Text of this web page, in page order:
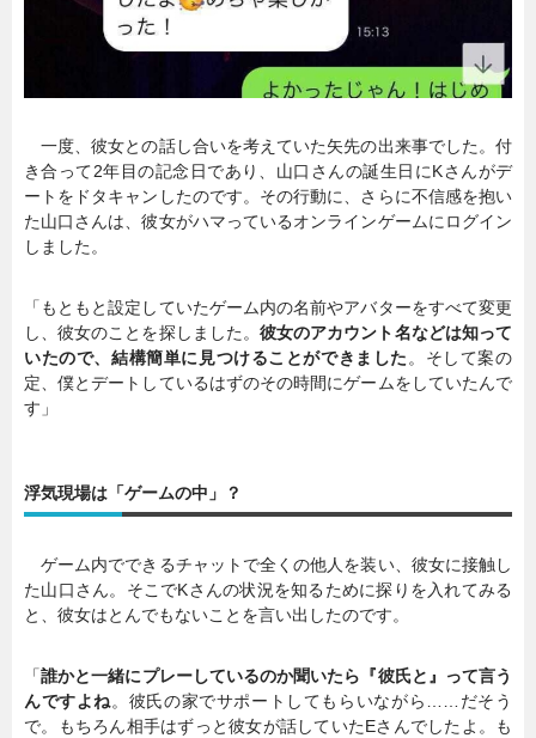
一度、彼女との話し合いを考えていた矢先の出来事でした。付
き合って2年目の記念日であり、山口さんの誕生日にKさんがデ
ートをドタキャンしたのです。その行動に、さらに不信感を抱い
た山口さんは、彼女がハマっているオンラインゲームにログイン
しました。
「もともと設定していたゲーム内の名前やアバターをすべて変更
し、彼女のことを探しました。 彼女のアカウント名などは知って
いたので、結構簡単に見つけることができました 。そして案の
定、僕とデートしているはずのその時間にゲームをしていたんで
す」
浮気現場は「ゲームの中」？
ゲーム内でできるチャットで全くの他人を装い、彼女に接触し
た山口さん。そこでKさんの状況を知るために探りを入れてみる
と、彼女はとんでもないことを言い出したのです。
「誰かと一緒にプレーしているのか聞いたら『彼氏と』って言う
んですよね。彼氏の家でサポートしてもらいながら……だそう
で。もちろん相手はずっと彼女が話していたEさんでしたよ。も